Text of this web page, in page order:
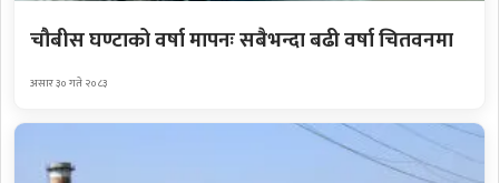
चौबीस घण्टाको वर्षा मापनः सबैभन्दा बढी वर्षा चितवनमा
असार ३० गते २०८३